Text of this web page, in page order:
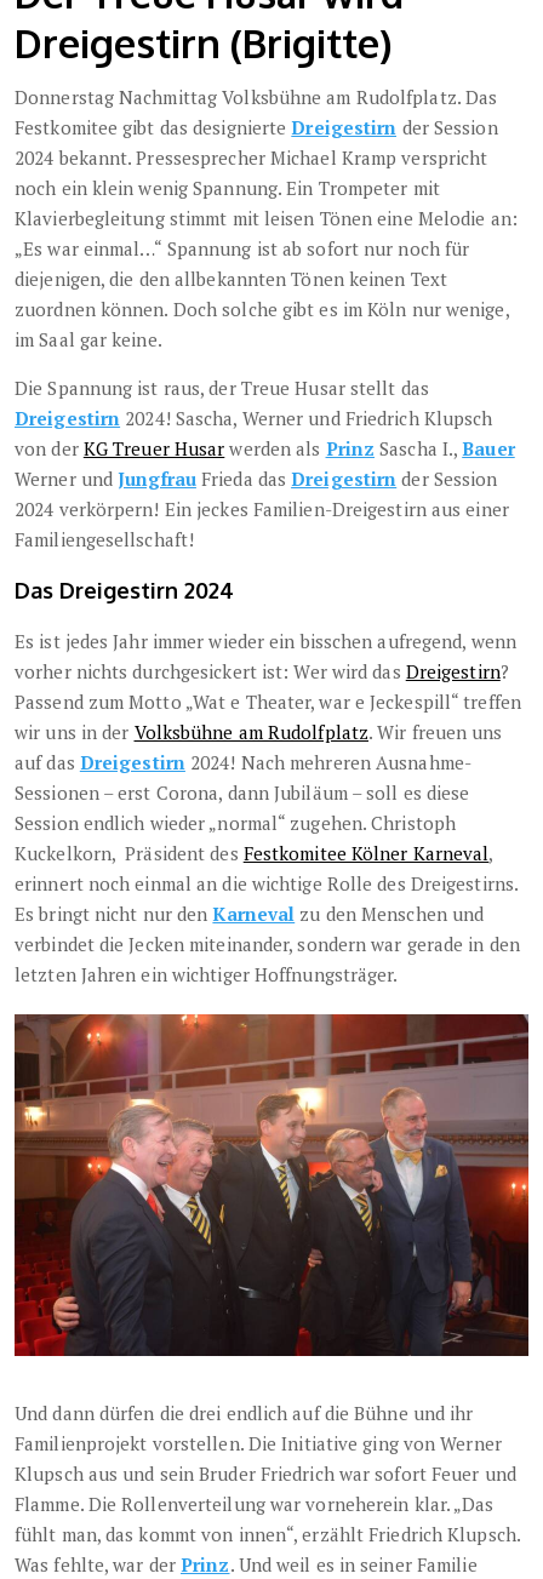
Dreigestirn (Brigitte)
Donnerstag Nachmittag Volksbühne am Rudolfplatz. Das
Festkomitee gibt das designierteDreigestirn der Session
2024 bekannt. Pressesprecher Michael Kramp verspricht
noch ein klein wenig Spannung. Ein Trompeter mit
Klavierbegleitung stimmt mit leisen Tönen eine Melodie an:
„Es war einmal…“ Spannung ist ab sofort nur noch für
diejenigen, die den allbekannten Tönen keinen Text
zuordnen können. Doch solche gibt es im Köln nur wenige,
im Saal gar keine.
Die Spannung ist raus, der Treue Husar stellt das
Dreigestirn 2024! Sascha, Werner und Friedrich Klupsch
von der KG Treuer Husar werden als Prinz Sascha I.,Bauer
Werner undJungfrauFrieda dasDreigestirn der Session
2024 verkörpern! Ein jeckes Familien-Dreigestirn aus einer
Familiengesellschaft!
Das Dreigestirn 2024
Es ist jedes Jahr immer wieder ein bisschen aufregend, wenn
vorher nichts durchgesickert ist: Wer wird das Dreigestirn?
Passend zum Motto „Wat e Theater, war e Jeckespill“ treffen
wir uns in der Volksbühne am Rudolfplatz. Wir freuen uns
auf das Dreigestirn 2024! Nach mehreren Ausnahme-
Sessionen – erst Corona, dann Jubiläum – soll es diese
Session endlich wieder „normal“ zugehen. Christoph
Kuckelkorn, Präsident des Festkomitee Kölner Karneval,
erinnert noch einmal an die wichtige Rolle des Dreigestirns.
Es bringt nicht nur denKarneval zu den Menschen und
verbindet die Jecken miteinander, sondern war gerade in den
letzten Jahren ein wichtiger Hoffnungsträger.
Und dann dürfen die drei endlich auf die Bühne und ihr
Familienprojekt vorstellen. Die Initiative ging von Werner
Klupsch aus und sein Bruder Friedrich war sofort Feuer und
Flamme. Die Rollenverteilung war vorneherein klar. „Das
fühlt man, das kommt von innen“, erzählt Friedrich Klupsch.
Was fehlte, war der Prinz. Und weil es in seiner Familie